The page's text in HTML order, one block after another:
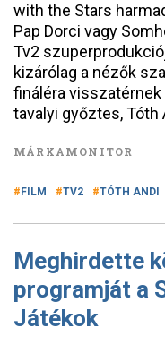
with the Stars
Pap Dorci vagy
Tv2
kizárólag a nézők
fináléra visszatérnek
tavalyi győztes,
MÁRKAMONITOR
FILM TV2 TÓTH ANDI
Meghirdette
programját a
Játékok